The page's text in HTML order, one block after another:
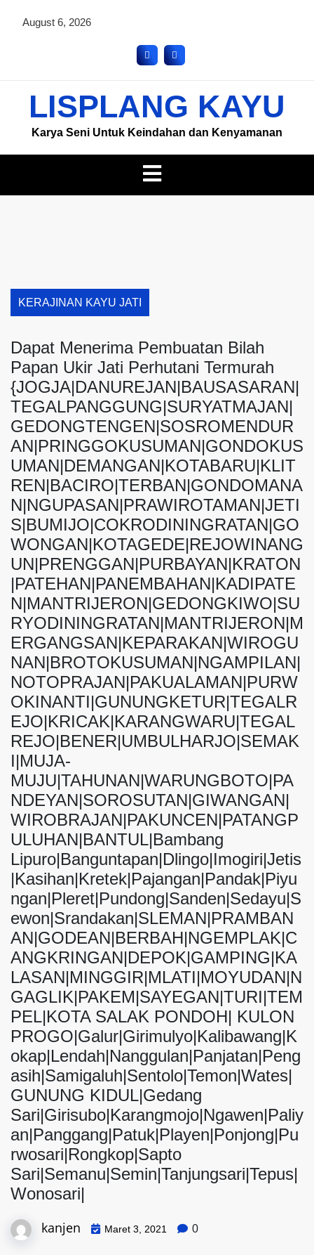
August 6, 2026
LISPLANG KAYU
Karya Seni Untuk Keindahan dan Kenyamanan
KERAJINAN KAYU JATI
Dapat Menerima Pembuatan Bilah
Papan Ukir Jati Perhutani Termurah
{JOGJA|DANUREJAN|BAUSASARAN|
TEGALPANGGUNG|SURYATMAJAN|
GEDONGTENGEN|SOSROMENDUR
AN|PRINGGOKUSUMAN|GONDOKUS
UMAN|DEMANGAN|KOTABARU|KLIT
REN|BACIRO|TERBAN|GONDOMANA
N|NGUPASAN|PRAWIROTAMAN|JETI
S|BUMIJO|COKRODININGRATAN|GO
WONGAN|KOTAGEDE|REJOWINANG
UN|PRENGGAN|PURBAYAN|KRATON
|PATEHAN|PANEMBAHAN|KADIPATE
N|MANTRIJERON|GEDONGKIWO|SU
RYODININGRATAN|MANTRIJERON|M
ERGANGSAN|KEPARAKAN|WIROGU
NAN|BROTOKUSUMAN|NGAMPILAN|
NOTOPRAJAN|PAKUALAMAN|PURW
OKINANTI|GUNUNGKETUR|TEGALR
EJO|KRICAK|KARANGWARU|TEGAL
REJO|BENER|UMBULHARJO|SEMAK
I|MUJA-
MUJU|TAHUNAN|WARUNGBOTO|PA
NDEYAN|SOROSUTAN|GIWANGAN|
WIROBRAJAN|PAKUNCEN|PATANGP
ULUHAN|BANTUL|Bambang
Lipuro|Banguntapan|Dlingo|Imogiri|Jetis
|Kasihan|Kretek|Pajangan|Pandak|Piyu
ngan|Pleret|Pundong|Sanden|Sedayu|S
ewon|Srandakan|SLEMAN|PRAMBAN
AN|GODEAN|BERBAH|NGEMPLAK|C
ANGKRINGAN|DEPOK|GAMPING|KA
LASAN|MINGGIR|MLATI|MOYUDAN|N
GAGLIK|PAKEM|SAYEGAN|TURI|TEM
PEL|KOTA SALAK PONDOH| KULON
PROGO|Galur|Girimulyo|Kalibawang|K
okap|Lendah|Nanggulan|Panjatan|Peng
asih|Samigaluh|Sentolo|Temon|Wates|
GUNUNG KIDUL|Gedang
Sari|Girisubo|Karangmojo|Ngawen|Paliy
an|Panggang|Patuk|Playen|Ponjong|Pu
rwosari|Rongkop|Sapto
Sari|Semanu|Semin|Tanjungsari|Tepus|
Wonosari|
kanjen Maret 3, 2021 0